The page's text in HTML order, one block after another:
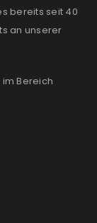
bereits seit 40
an unserer
Bereich